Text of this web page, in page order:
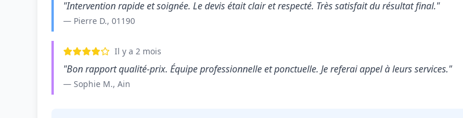
"Intervention rapide et soignée. Le devis était clair et respecté. Très satisfait du résultat final."
— Pierre D., 01190
Il y a 2 mois
"Bon rapport qualité-prix. Équipe professionnelle et ponctuelle. Je referai appel à leurs services."
— Sophie M., Ain